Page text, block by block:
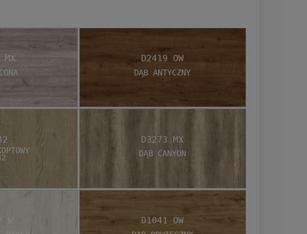
MX
Dąb Antyczny
D2419 OW
Dąb Canyon
D3273 MX
W D1041 OW